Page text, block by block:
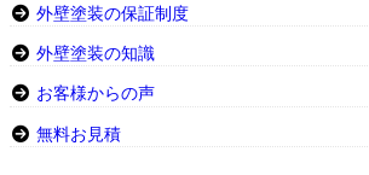
外壁塗装の保証制度
外壁塗装の知識
お客様からの声
無料お見積